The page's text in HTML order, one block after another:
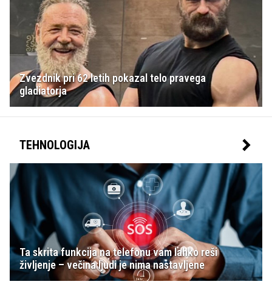
Zvezdnik pri 62 letih pokazal telo pravega
gladiatorja
TEHNOLOGIJA
Ta skrita funkcija na telefonu vam lahko reši
življenje – večina ljudi je nima nastavljene